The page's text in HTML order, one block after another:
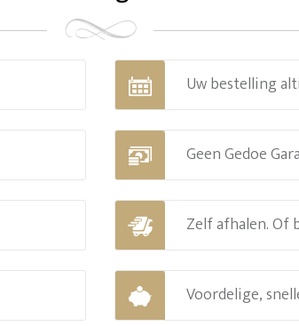
Uw bestelling
Geen Gedoe
Zelf afhalen.
Voordelige,